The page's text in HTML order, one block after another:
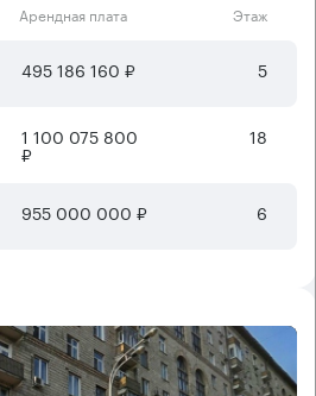
Арендная плата Этаж
495 186 160 ₽ 5
1 100 075 800
₽
18
955 000 000 ₽ 6